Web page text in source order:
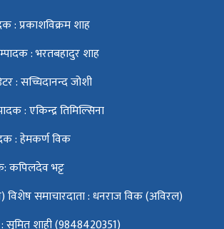
: प्रकाशविक्रम शाह
: भरतबहादुर शाह
: सच्चिदानन्द जोशी
: एकिन्द्र तिमिल्सिना
: हेमकर्ण विक
कपिलदेव भट्ट
विशेष समाचारदाता : धनराज विक (अविरल)
सुमित शाही (9848420351)